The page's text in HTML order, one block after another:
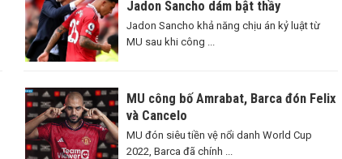
Jadon Sancho dám bật thầy
Jadon Sancho khả năng chịu án kỷ luật từ
MU sau khi công ...
MU công bố Amrabat, Barca đón Felix
và Cancelo
MU đón siêu tiền vệ nổi danh World Cup
2022, Barca đã chính ...